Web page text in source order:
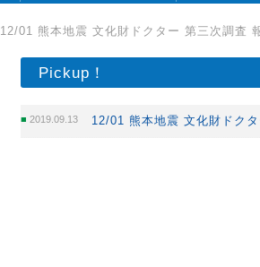
12/01 熊本地震 文化財ドクター 第三次調査
Pickup！
2019.09.13 12/01 熊本地震 文化財ドク